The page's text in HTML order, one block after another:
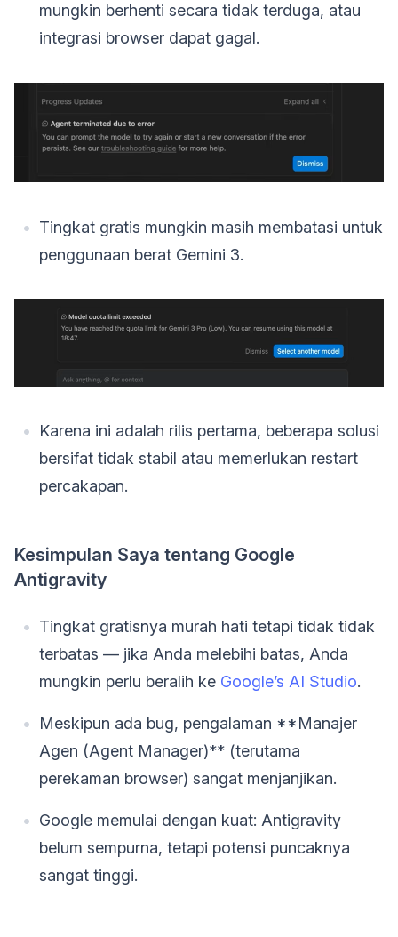
mungkin berhenti secara tidak terduga, atau
integrasi browser dapat gagal.
Tingkat gratis mungkin masih membatasi untuk
penggunaan berat Gemini 3.
Karena ini adalah rilis pertama, beberapa solusi
bersifat tidak stabil atau memerlukan restart
percakapan.
Kesimpulan Saya tentang Google
Antigravity
Tingkat gratisnya murah hati tetapi tidak tidak
terbatas — jika Anda melebihi batas, Anda
mungkin perlu beralih ke Google’s AI Studio.
Meskipun ada bug, pengalaman **Manajer
Agen (Agent Manager)** (terutama
perekaman browser) sangat menjanjikan.
Google memulai dengan kuat: Antigravity
belum sempurna, tetapi potensi puncaknya
sangat tinggi.